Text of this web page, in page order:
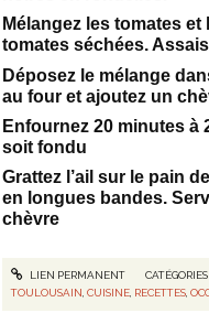
Mélangez les tomates
tomates séchées.
Déposez le mélange
au four et ajoutez un
Enfournez 20 minutes à
soit fondu
Grattez l’ail sur le pain
en longues bandes.
chèvre
LIEN PERMANENT CATÉGORIES
TOULOUSAIN,CUISINE, RECETTES,